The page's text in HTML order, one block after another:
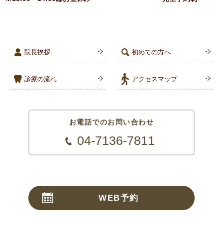
院長挨拶 初めての方へ
診療の流れ アクセスマップ
お電話でのお問い合わせ
04-7136-7811
WEB予約